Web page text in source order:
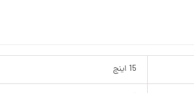
15 اینچ